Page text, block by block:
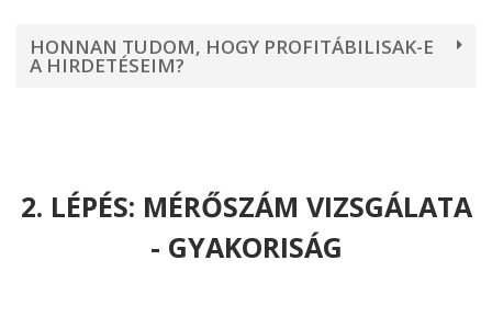
HONNAN TUDOM, HOGY PROFITÁBILISAK-E
A HIRDETÉSEIM?
2. LÉPÉS: MÉRŐSZÁM VIZSGÁLATA
- GYAKORISÁG